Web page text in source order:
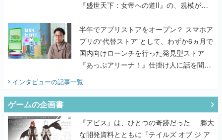
『盛世天下：女帝への道II』の、規模が違
うこだわりをプロデューサーに聞いた
半年でアプリストアをオープン？ スマホア
プリの“代替ストア”として、わずか6ヵ月で
国内向けローンチを行った発見型ストア
『あっぷアリーナ！』仕掛け人に話を聞い
てみた
インタビューの記事一覧
ゲームの企画書
『アビス』は、ひとつの奇跡だった──膨大
な開発資料とともに『テイルズ オブ ジ ア